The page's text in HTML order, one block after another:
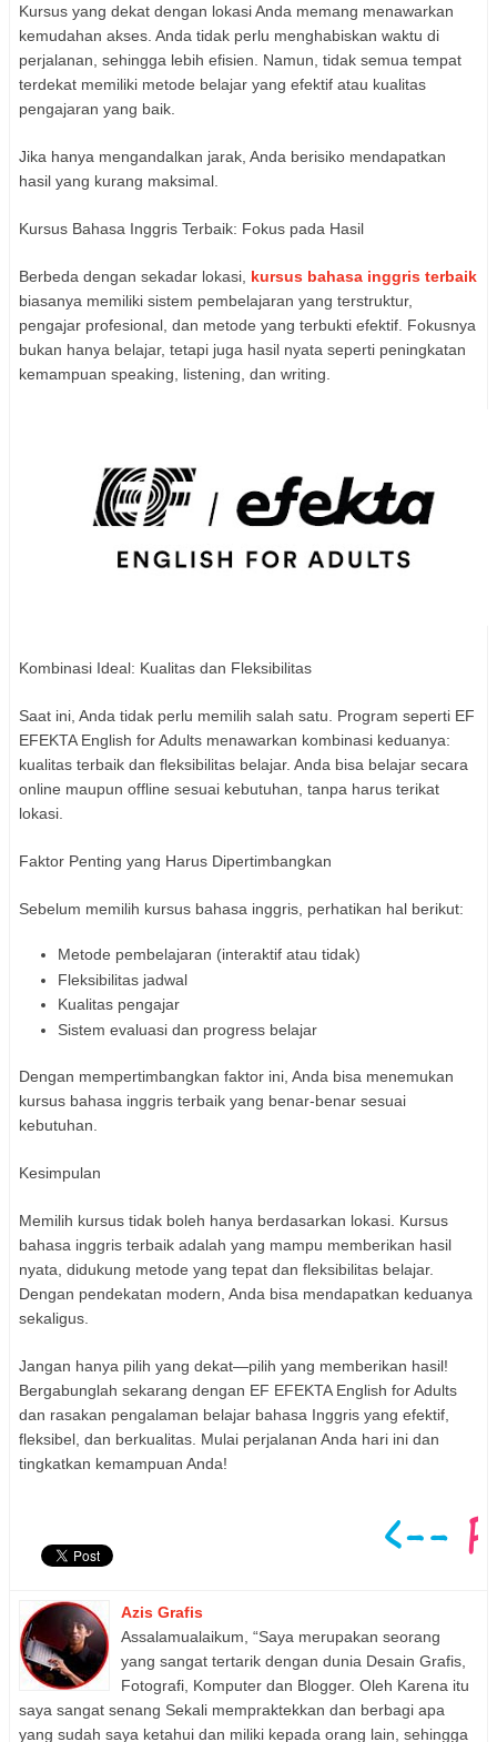
Kursus yang dekat dengan lokasi Anda memang menawarkan
kemudahan akses. Anda tidak perlu menghabiskan waktu di
perjalanan, sehingga lebih efisien. Namun, tidak semua tempat
terdekat memiliki metode belajar yang efektif atau kualitas
pengajaran yang baik.
Jika hanya mengandalkan jarak, Anda berisiko mendapatkan
hasil yang kurang maksimal.
Kursus Bahasa Inggris Terbaik: Fokus pada Hasil
Berbeda dengan sekadar lokasi, kursus bahasa inggris terbaik
biasanya memiliki sistem pembelajaran yang terstruktur,
pengajar profesional, dan metode yang terbukti efektif. Fokusnya
bukan hanya belajar, tetapi juga hasil nyata seperti peningkatan
kemampuan speaking, listening, dan writing.
Kombinasi Ideal: Kualitas dan Fleksibilitas
Saat ini, Anda tidak perlu memilih salah satu. Program seperti EF
EFEKTA English for Adults menawarkan kombinasi keduanya:
kualitas terbaik dan fleksibilitas belajar. Anda bisa belajar secara
online maupun offline sesuai kebutuhan, tanpa harus terikat
lokasi.
Faktor Penting yang Harus Dipertimbangkan
Sebelum memilih kursus bahasa inggris, perhatikan hal berikut:
Metode pembelajaran (interaktif atau tidak)
Fleksibilitas jadwal
Kualitas pengajar
Sistem evaluasi dan progress belajar
Dengan mempertimbangkan faktor ini, Anda bisa menemukan
kursus bahasa inggris terbaik yang benar-benar sesuai
kebutuhan.
Kesimpulan
Memilih kursus tidak boleh hanya berdasarkan lokasi. Kursus
bahasa inggris terbaik adalah yang mampu memberikan hasil
nyata, didukung metode yang tepat dan fleksibilitas belajar.
Dengan pendekatan modern, Anda bisa mendapatkan keduanya
sekaligus.
Jangan hanya pilih yang dekat—pilih yang memberikan hasil!
Bergabunglah sekarang dengan EF EFEKTA English for Adults
dan rasakan pengalaman belajar bahasa Inggris yang efektif,
fleksibel, dan berkualitas. Mulai perjalanan Anda hari ini dan
tingkatkan kemampuan Anda!
Azis Grafis
Assalamualaikum, “Saya merupakan seorang
yang sangat tertarik dengan dunia Desain Grafis,
Fotografi, Komputer dan Blogger. Oleh Karena itu
saya sangat senang Sekali mempraktekkan dan berbagi apa
yang sudah saya ketahui dan miliki kepada orang lain, sehingga